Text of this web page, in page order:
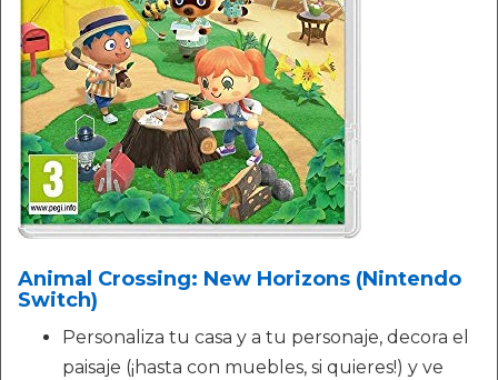
Animal Crossing: New Horizons (Nintendo
Switch)
Personaliza tu casa y a tu personaje, decora el
paisaje (¡hasta con muebles, si quieres!) y ve